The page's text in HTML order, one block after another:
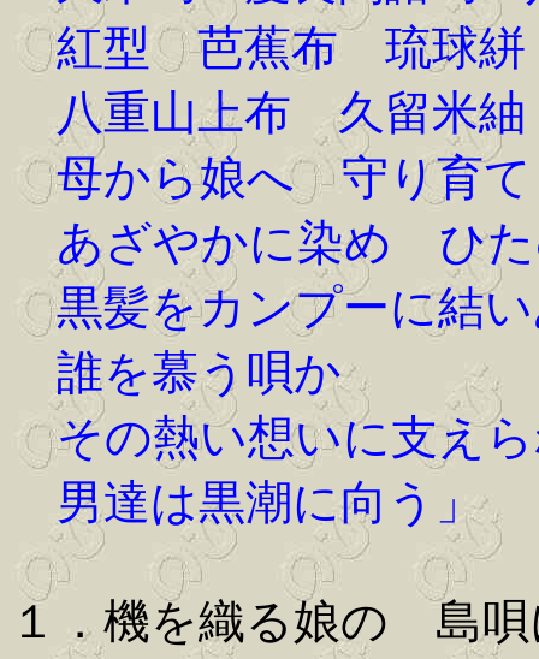
紅型 芭蕉布 琉球絣
八重山上布 久留米紬
母から娘へ 守り育
あざやかに染め ひた
黒髪をカンプーに結い
誰を慕う唄か
その熱い想いに支え
男達は黒潮に向う」
１．機を織る娘の 島唄